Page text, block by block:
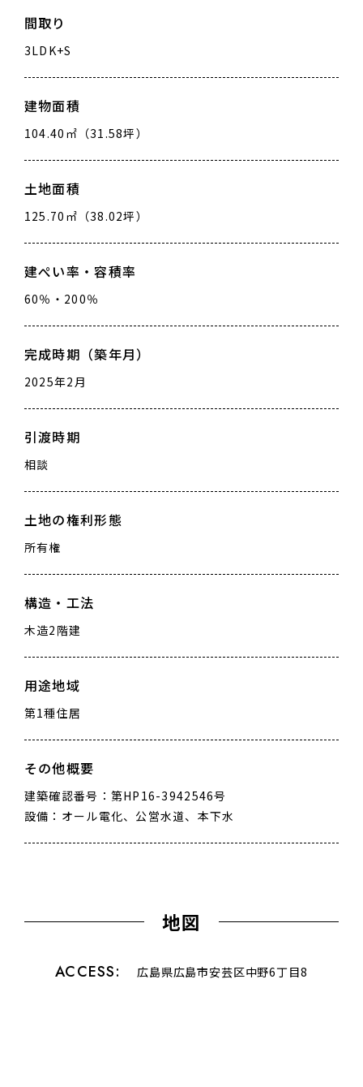
間取り
3LDK+S
建物面積
104.40㎡（31.58坪）
土地面積
125.70㎡（38.02坪）
建ぺい率・容積率
60％・200％
完成時期（築年月）
2025年2月
引渡時期
相談
土地の権利形態
所有権
構造・工法
木造2階建
用途地域
第1種住居
その他概要
建築確認番号：第HP16-3942546号
設備：オール電化、公営水道、本下水
地図
ACCESS 広島県広島市安芸区中野6丁目8